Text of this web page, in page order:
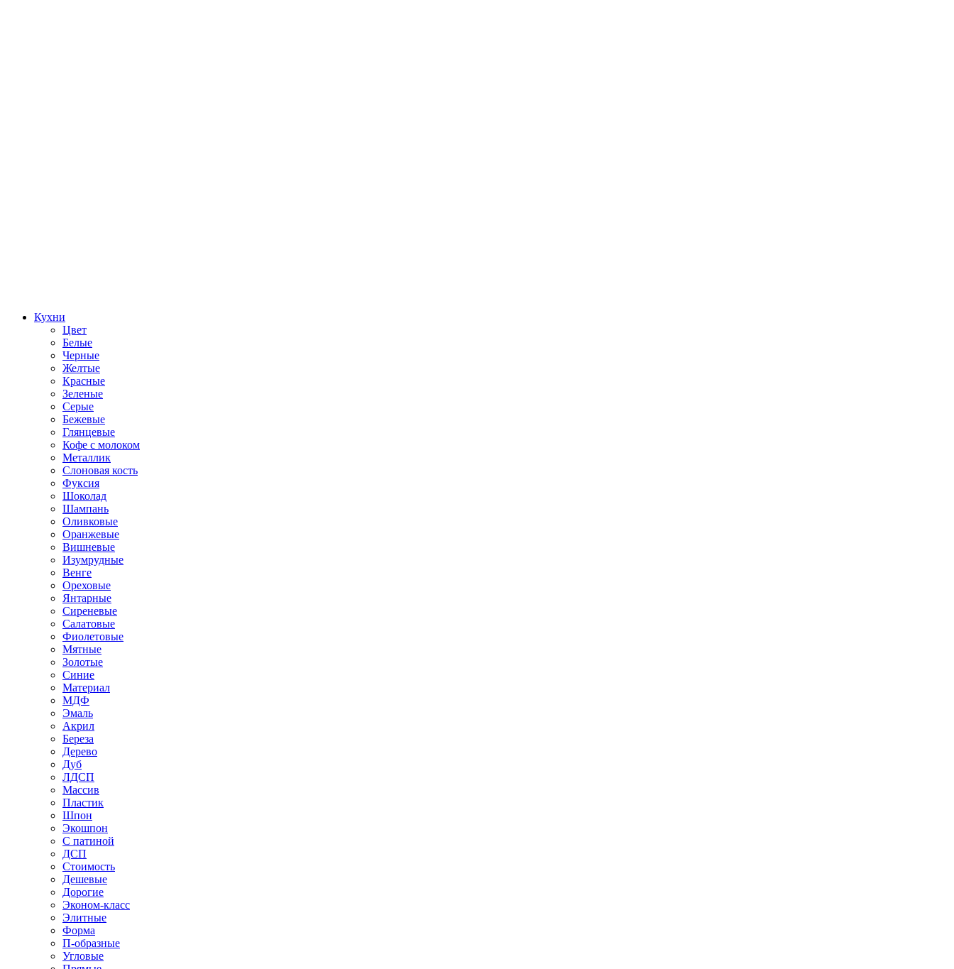
Кухни
Цвет
Белые
Черные
Желтые
Красные
Зеленые
Серые
Бежевые
Глянцевые
Кофе с молоком
Металлик
Слоновая кость
Фуксия
Шоколад
Шампань
Оливковые
Оранжевые
Вишневые
Изумрудные
Венге
Ореховые
Янтарные
Сиреневые
Салатовые
Фиолетовые
Мятные
Золотые
Синие
Материал
МДФ
Эмаль
Акрил
Береза
Дерево
Дуб
ЛДСП
Массив
Пластик
Шпон
Экошпон
С патиной
ДСП
Стоимость
Дешевые
Дорогие
Эконом-класс
Элитные
Форма
П-образные
Угловые